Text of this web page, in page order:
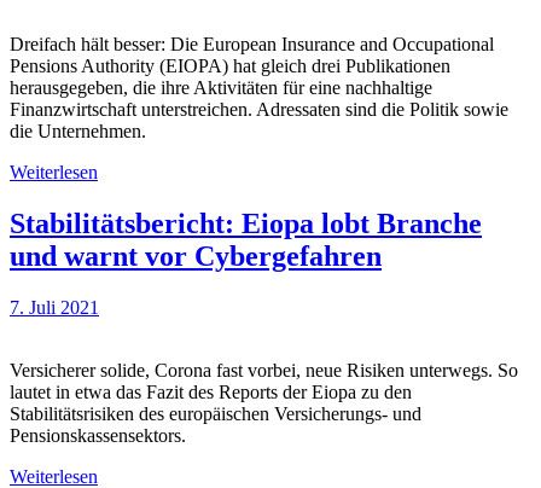
Dreifach hält besser: Die European Insurance and Occupational
Pensions Authority (EIOPA) hat gleich drei Publikationen
herausgegeben, die ihre Aktivitäten für eine nachhaltige
Finanzwirtschaft unterstreichen. Adressaten sind die Politik sowie
die Unternehmen.
Weiterlesen
Stabilitätsbericht: Eiopa lobt Branche
und warnt vor Cybergefahren
7. Juli 2021
Versicherer solide, Corona fast vorbei, neue Risiken unterwegs. So
lautet in etwa das Fazit des Reports der Eiopa zu den
Stabilitätsrisiken des europäischen Versicherungs- und
Pensionskassensektors.
Weiterlesen